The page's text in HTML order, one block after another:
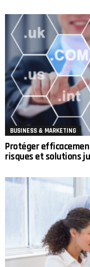
BUSINESS & MARKETING
Protéger
risques et solutions